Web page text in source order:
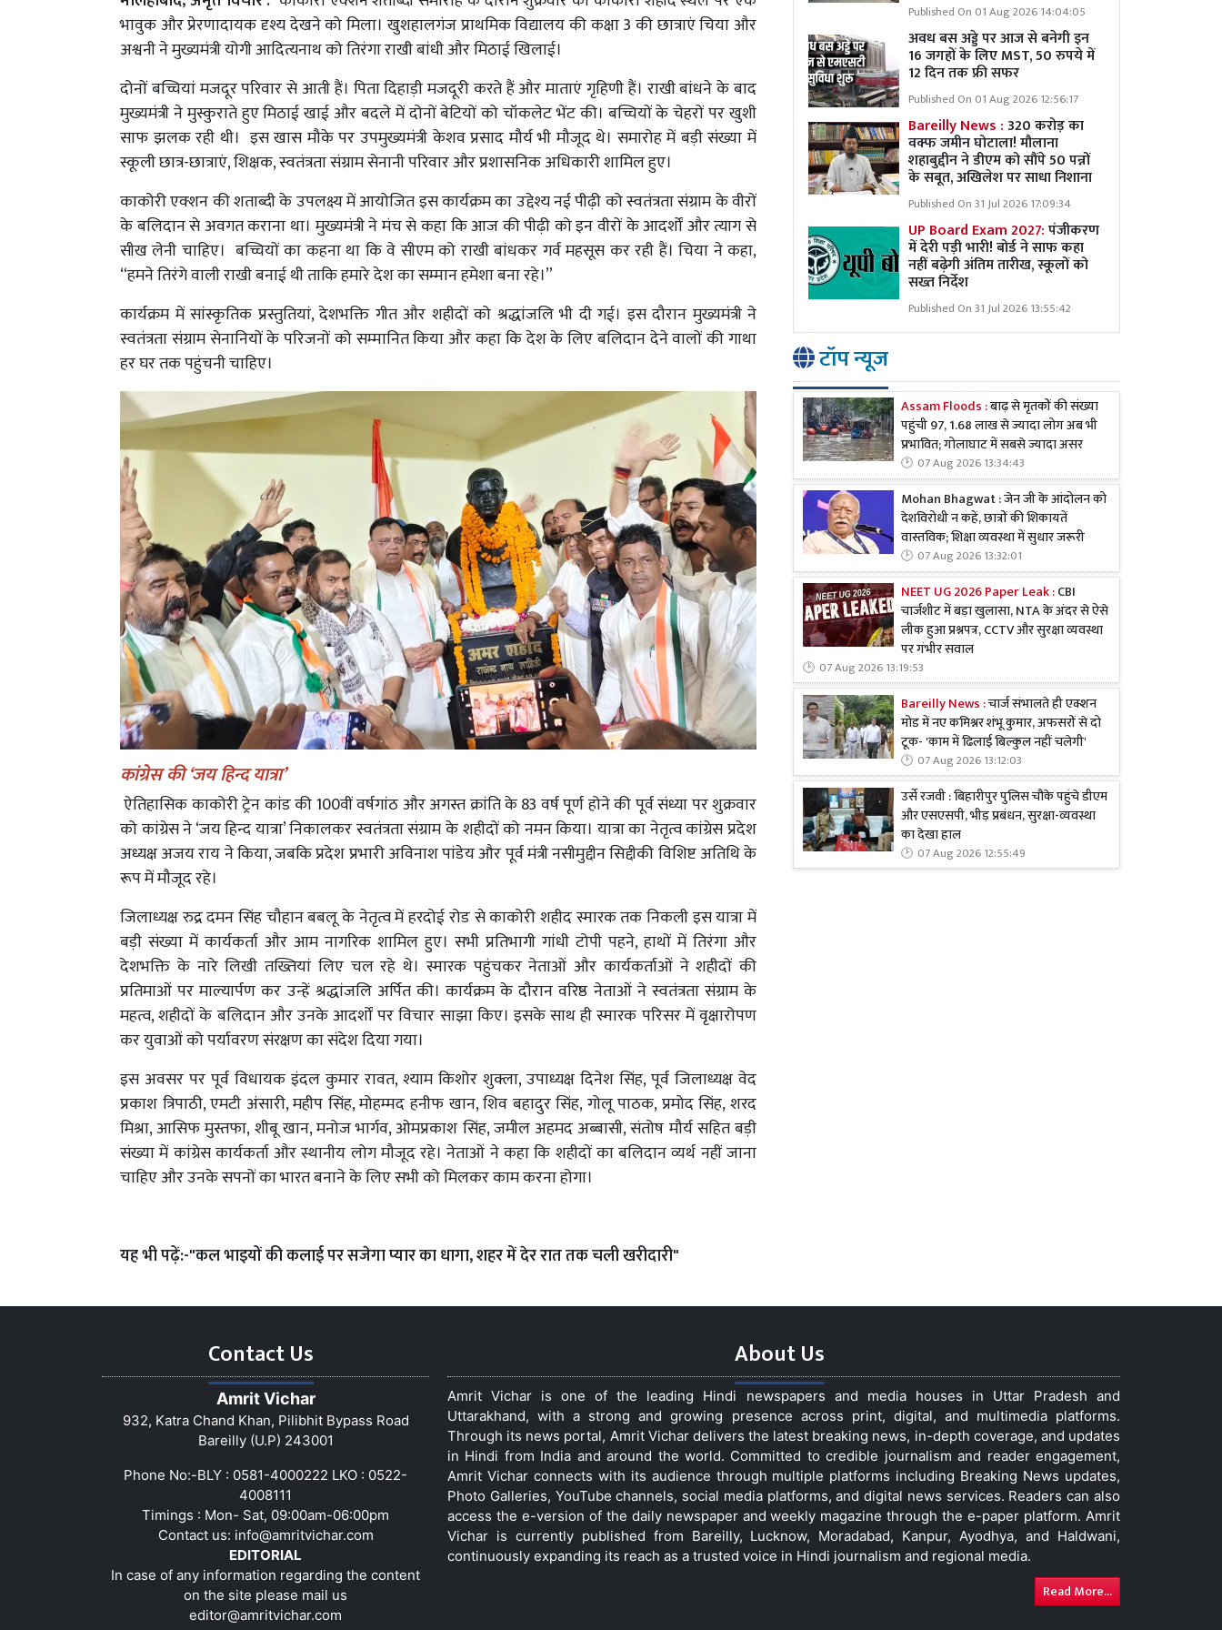
भावुक और प्रेरणादायक दृश्य देखने को मिला। खुशहालगंज प्राथमिक विद्यालय की कक्षा 3 की छात्राएं चिया और
अश्वनी ने मुख्यमंत्री योगी आदित्यनाथ को तिरंगा राखी बांधी और मिठाई खिलाई।
दोनों बच्चियां मजदूर परिवार से आती हैं। पिता दिहाड़ी मजदूरी करते हैं और माताएं गृहिणी हैं। राखी बांधने के बाद
मुख्यमंत्री ने मुस्कुराते हुए मिठाई खाई और बदले में दोनों बेटियों को चॉकलेट भेंट की। बच्चियों के चेहरों पर खुशी
साफ झलक रही थी। इस खास मौके पर उपमुख्यमंत्री केशव प्रसाद मौर्य भी मौजूद थे। समारोह में बड़ी संख्या में
स्कूली छात्र-छात्राएं, शिक्षक, स्वतंत्रता संग्राम सेनानी परिवार और प्रशासनिक अधिकारी शामिल हुए।
काकोरी एक्शन की शताब्दी के उपलक्ष्य में आयोजित इस कार्यक्रम का उद्देश्य नई पीढ़ी को स्वतंत्रता संग्राम के वीरों
के बलिदान से अवगत कराना था। मुख्यमंत्री ने मंच से कहा कि आज की पीढ़ी को इन वीरों के आदर्शों और त्याग से
सीख लेनी चाहिए। बच्चियों का कहना था कि वे सीएम को राखी बांधकर गर्व महसूस कर रही हैं। चिया ने कहा,
“हमने तिरंगे वाली राखी बनाई थी ताकि हमारे देश का सम्मान हमेशा बना रहे।”
कार्यक्रम में सांस्कृतिक प्रस्तुतियां, देशभक्ति गीत और शहीदों को श्रद्धांजलि भी दी गई। इस दौरान मुख्यमंत्री ने
स्वतंत्रता संग्राम सेनानियों के परिजनों को सम्मानित किया और कहा कि देश के लिए बलिदान देने वालों की गाथा
हर घर तक पहुंचनी चाहिए।
कांग्रेस की ‘जय हिन्द यात्रा’
ऐतिहासिक काकोरी ट्रेन कांड की 100वीं वर्षगांठ और अगस्त क्रांति के 83 वर्ष पूर्ण होने की पूर्व संध्या पर शुक्रवार
को कांग्रेस ने ‘जय हिन्द यात्रा’ निकालकर स्वतंत्रता संग्राम के शहीदों को नमन किया। यात्रा का नेतृत्व कांग्रेस प्रदेश
अध्यक्ष अजय राय ने किया, जबकि प्रदेश प्रभारी अविनाश पांडेय और पूर्व मंत्री नसीमुद्दीन सिद्दीकी विशिष्ट अतिथि के
रूप में मौजूद रहे।
जिलाध्यक्ष रुद्र दमन सिंह चौहान बबलू के नेतृत्व में हरदोई रोड से काकोरी शहीद स्मारक तक निकली इस यात्रा में
बड़ी संख्या में कार्यकर्ता और आम नागरिक शामिल हुए। सभी प्रतिभागी गांधी टोपी पहने, हाथों में तिरंगा और
देशभक्ति के नारे लिखी तख्तियां लिए चल रहे थे। स्मारक पहुंचकर नेताओं और कार्यकर्ताओं ने शहीदों की
प्रतिमाओं पर माल्यार्पण कर उन्हें श्रद्धांजलि अर्पित की। कार्यक्रम के दौरान वरिष्ठ नेताओं ने स्वतंत्रता संग्राम के
महत्व, शहीदों के बलिदान और उनके आदर्शों पर विचार साझा किए। इसके साथ ही स्मारक परिसर में वृक्षारोपण
कर युवाओं को पर्यावरण संरक्षण का संदेश दिया गया।
इस अवसर पर पूर्व विधायक इंदल कुमार रावत, श्याम किशोर शुक्ला, उपाध्यक्ष दिनेश सिंह, पूर्व जिलाध्यक्ष वेद
प्रकाश त्रिपाठी, एमटी अंसारी, महीप सिंह, मोहम्मद हनीफ खान, शिव बहादुर सिंह, गोलू पाठक, प्रमोद सिंह, शरद
मिश्रा, आसिफ मुस्तफा, शीबू खान, मनोज भार्गव, ओमप्रकाश सिंह, जमील अहमद अब्बासी, संतोष मौर्य सहित बड़ी
संख्या में कांग्रेस कार्यकर्ता और स्थानीय लोग मौजूद रहे। नेताओं ने कहा कि शहीदों का बलिदान व्यर्थ नहीं जाना
चाहिए और उनके सपनों का भारत बनाने के लिए सभी को मिलकर काम करना होगा।
यह भी पढ़ें:-"कल भाइयों की कलाई पर सजेगा प्यार का धागा, शहर में देर रात तक चली खरीदारी"
Published On 01 Aug 2026 14:04:05
अवध बस अड्डे पर आज से बनेगी इन
16 जगहों के लिए MST, 50 रुपये में
12 दिन तक फ्री सफर
Published On 01 Aug 2026 12:56:17
Bareilly News :320 करोड़ का
वक्फ जमीन घोटाला! मौलाना
शहाबुद्दीन ने डीएम को सौंपे 50 पन्नों
के सबूत, अखिलेश पर साधा निशाना
Published On 31 Jul 2026 17:09:34
UP Board Exam 2027:पंजीकरण
में देरी पड़ी भारी! बोर्ड ने साफ कहा
नहीं बढ़ेगी अंतिम तारीख, स्कूलों को
सख्त निर्देश
Published On 31 Jul 2026 13:55:42
टॉप न्यूज
Assam Floods :बाढ़ से मृतकों की संख्या
पहुंची 97, 1.68 लाख से ज्यादा लोग अब भी
प्रभावित; गोलाघाट में सबसे ज्यादा असर
07 Aug 2026 13:34:43
Mohan Bhagwat : जेन जी के आंदोलन को
देशविरोधी न कहें, छात्रों की शिकायतें
वास्तविक; शिक्षा व्यवस्था में सुधार जरूरी
07 Aug 2026 13:32:01
NEET UG 2026 Paper Leak :CBI
चार्जशीट में बड़ा खुलासा, NTA के अंदर से ऐसे
लीक हुआ प्रश्नपत्र, CCTV और सुरक्षा व्यवस्था
पर गंभीर सवाल
07 Aug 2026 13:19:53
Bareilly News :चार्ज संभालते ही एक्शन
मोड में नए कमिश्नर शंभू कुमार, अफसरों से दो
टूक- 'काम में ढिलाई बिल्कुल नहीं चलेगी'
07 Aug 2026 13:12:03
उर्से रजवी : बिहारीपुर पुलिस चौके पहुंचे डीएम
और एसएसपी, भीड़ प्रबंधन, सुरक्षा-व्यवस्था
का देखा हाल
07 Aug 2026 12:55:49
Contact Us
Amrit Vichar
932, Katra Chand Khan, Pilibhit Bypass Road
Bareilly (U.P) 243001
Phone No:-BLY : 0581-4000222 LKO : 0522-
4008111
Timings : Mon- Sat, 09:00am-06:00pm
Contact us: info@amritvichar.com
EDITORIAL
In case of any information regarding the content
on the site please mail us
editor@amritvichar.com
About Us
Amrit Vichar is one of the leading Hindi newspapers and media houses in Uttar Pradesh and
Uttarakhand, with a strong and growing presence across print, digital, and multimedia platforms.
Through its news portal, Amrit Vichar delivers the latest breaking news, in-depth coverage, and updates
in Hindi from India and around the world. Committed to credible journalism and reader engagement,
Amrit Vichar connects with its audience through multiple platforms including Breaking News updates,
Photo Galleries, YouTube channels, social media platforms, and digital news services. Readers can also
access the e-version of the daily newspaper and weekly magazine through the e-paper platform. Amrit
Vichar is currently published from Bareilly, Lucknow, Moradabad, Kanpur, Ayodhya, and Haldwani,
continuously expanding its reach as a trusted voice in Hindi journalism and regional media.
Read More...